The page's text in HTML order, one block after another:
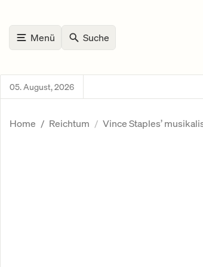
Menü Suche
05. August, 2026
Home Reichtum Vince Staples’